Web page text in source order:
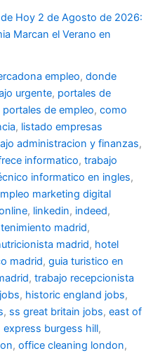
Hoy 2 de Agosto de 2026:
Marcan el Verano en
empleo, donde
urgente, portales de
de empleo, como
, listado empresas
administracion y finanzas,
informatico, trabajo
informatico en ingles,
marketing digital
, linkedin, indeed,
madrid,
madrid, hotel
madrid, guia turistico en
, trabajo recepcionista
, historic england jobs,
, ss great britain jobs, east of
express burgess hill,
, office cleaning london,